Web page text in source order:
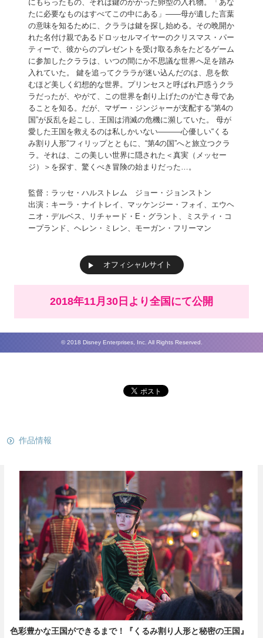
にもらったもの、それは鍵のかかった卵型の入れ物。「あな
たに必要なものはすべてこの中にある」――母が遺した言葉
の意味を知るために、クララは鍵を探し始める。その晩開か
れた名付け親であるドロッセルマイヤーのクリスマス・パー
ティーで、彼からのプレゼントを受け取る糸をたどるゲーム
に参加したクララは、いつの間にか不思議な世界へ足を踏み
入れていた。 鍵を追ってクララが迷い込んだのは、息を飲
むほど美しく幻想的な世界。プリンセスと呼ばれ戸惑うクラ
ラだったが、やがて、この世界を創り上げたのが亡き母であ
ることを知る。だが、マザー・ジンジャーが支配する“第4の
国”が反乱を起こし、王国は消滅の危機に瀕していた。 母が
愛した王国を救えるのは私しかいない———心優しい“くる
み割り人形”フィリップとともに、“第4の国”へと旅立つクラ
ラ。それは、この美しい世界に隠された＜真実（メッセー
ジ）＞を探す、驚くべき冒険の始まりだった…。
監督：ラッセ・ハルストレム ジョー・ジョンストン
出演：キーラ・ナイトレイ、マッケンジー・フォイ、エウヘ
ニオ・デルベス、リチャード・E・グラント、ミスティ・コ
ープランド、ヘレン・ミレン、モーガン・フリーマン
オフィシャルサイト
2018年11月30日より全国にて公開
© 2018 Disney Enterprises, Inc. All Rights Reserved.
作品情報
色彩豊かな王国ができるまで！『くるみ割り人形と秘密の王国』